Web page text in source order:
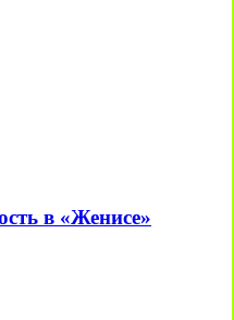
в «Женисе»